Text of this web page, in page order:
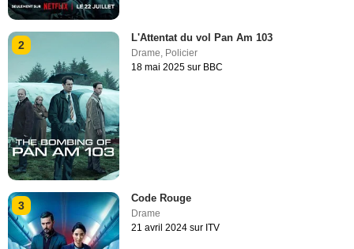
2
L'Attentat du vol Pan Am 103
Drame, Policier
18 mai 2025 sur BBC
3
Code Rouge
Drame
21 avril 2024 sur ITV